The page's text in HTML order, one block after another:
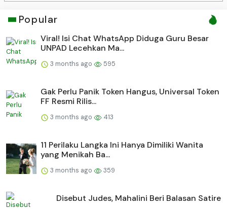
Popular
Viral! Isi Chat WhatsApp Diduga Guru Besar
UNPAD Lecehkan Ma...
3 months ago 595
Gak Perlu Panik Token Hangus, Universal Token
FF Resmi Rilis...
3 months ago 413
11 Perilaku Langka Ini Hanya Dimiliki Wanita
yang Menikah Ba...
3 months ago 359
Disebut Judes, Mahalini Beri Balasan Satire